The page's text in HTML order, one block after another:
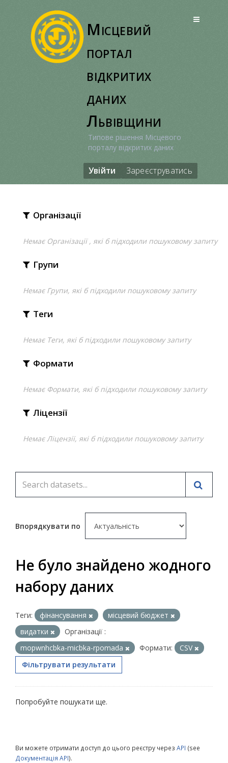
Місцевий
портал
відкритих
даних
Львівщини
Типове рішення Місцевого
порталу відкритих даних
Увійти Зареєструватись
Організації
Немає Організації , які б підходили пошуковому запиту
Групи
Немає Групи, які б підходили пошуковому запиту
Теги
Немає Теги, які б підходили пошуковому запиту
Формати
Немає Формати, які б підходили пошуковому запиту
Ліцензії
Немає Ліцензії, які б підходили пошуковому запиту
Впорядкувати по
Не було знайдено жодного
набору даних
Теги: фінансування
місцевий бюджет
видатки
Організації :
mopwnhcbka-micbka-rpomada
Формати:
CSV
Фільтрувати результати
Попробуйте пошукати ще.
Ви можете отримати доступ до цього реєстру через API (see
Документація API).